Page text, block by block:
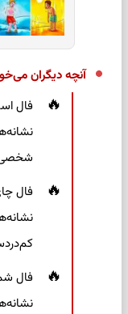
آنچه دیگران
شخصی